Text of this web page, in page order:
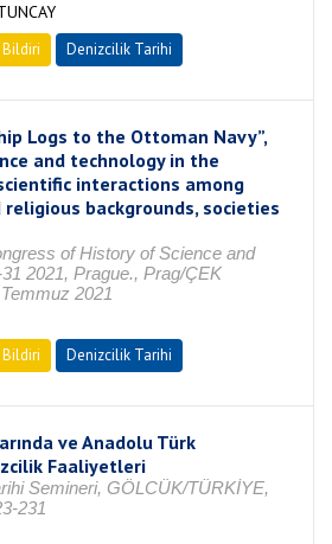
Denizcilik Tarihi
Logs to the Ottoman Navy”,
and technology in the
interactions among
backgrounds, societies
of History of Science and
2021, Prague., Prag/ÇEK
2021
Denizcilik Tarihi
ve Anadolu Türk
Faaliyetleri
Semineri, GÖLCÜK/TÜRKİYE,
231